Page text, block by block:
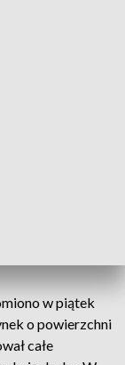
w piątek
o powierzchni
całe